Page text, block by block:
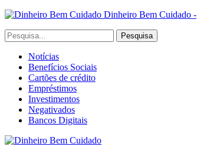
Dinheiro Bem Cuidado -
Notícias
Benefícios Sociais
Cartões de crédito
Empréstimos
Investimentos
Negativados
Bancos Digitais